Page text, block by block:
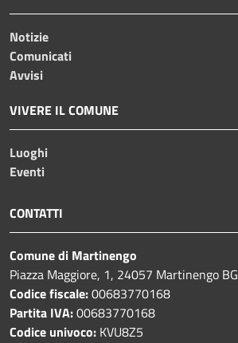
Notizie
Comunicati
Avvisi
VIVERE IL COMUNE
Luoghi
Eventi
CONTATTI
Comune di Martinengo
Piazza Maggiore, 1, 24057 Martinengo BG
Codice fiscale:00683770168
Partita IVA:00683770168
Codice univoco: KVU8Z5